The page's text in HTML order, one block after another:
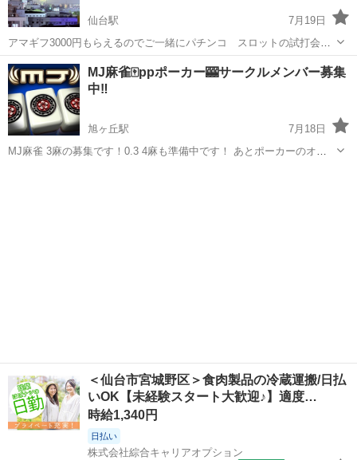
仙台駅
7月19日
アマギフ3000円もらえるのでご一緒にパチンコ スロットの試打会場
行ける方いませんか？ お好きな時に帰って大丈夫です！ 7月26日12時
半 仙台駅前です よろしくお願いします
宮城 仙台市 仙台駅 その他 スロット
MJ麻雀🀄ppポーカー🎰サークルメンバー募集
中‼️
旭ヶ丘駅
7月18日
MJ麻雀 3麻の募集です！0.3 4麻も準備中です！ あとポーカーのオン
＜仙台市宮城野区＞食肉製品の冷蔵運搬/日払
いOK【未経験スタート大歓迎♪】適度…
時給1,340円
日払い
株式会社綜合キャリアオプション